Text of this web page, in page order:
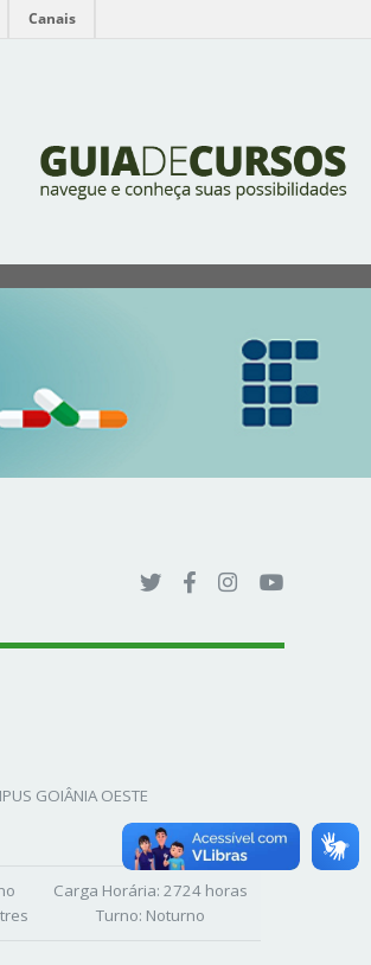
Canais
GOIÂNIA OESTE
Carga Horária: 2724 horas
Turno: Noturno